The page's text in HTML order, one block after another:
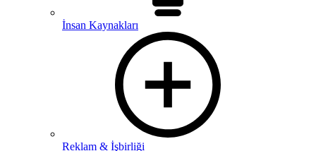
İnsan Kaynakları
Reklam & İşbirliği